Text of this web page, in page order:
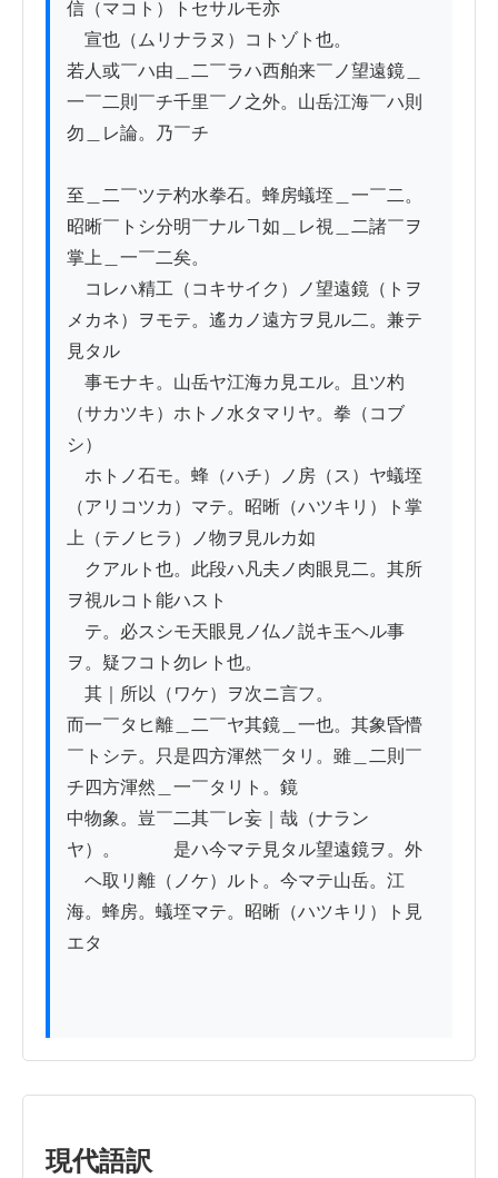
信（マコト）トセサルモ亦
宣也（ムリナラヌ）コトゾト也。
若人或￣ハ由＿二￣ラハ西舶来￣ノ望遠鏡＿
一￣二則￣チ千里￣ノ之外。山岳江海￣ハ則
勿＿レ論。乃￣チ
至＿二￣ツテ杓水拳石。蜂房蟻垤＿一￣二。
昭晰￣トシ分明￣ナルヿ如＿レ視＿二諸￣ヲ
掌上＿一￣二矣。
コレハ精工（コキサイク）ノ望遠鏡（トヲ
メカネ）ヲモテ。遙カノ遠方ヲ見ル二。兼テ
見タル
事モナキ。山岳ヤ江海カ見エル。且ツ杓
（サカツキ）ホトノ水タマリヤ。拳（コブ
シ）
ホトノ石モ。蜂（ハチ）ノ房（ス）ヤ蟻垤
（アリコツカ）マテ。昭晰（ハツキリ）ト掌
上（テノヒラ）ノ物ヲ見ルカ如
クアルト也。此段ハ凡夫ノ肉眼見二。其所
ヲ視ルコト能ハスト
テ。必スシモ天眼見ノ仏ノ説キ玉ヘル事
ヲ。疑フコト勿レト也。
其｜所以（ワケ）ヲ次ニ言フ。
而一￣タヒ離＿二￣ヤ其鏡＿一也。其象昏懵
￣トシテ。只是四方渾然￣タリ。雖＿二則￣
チ四方渾然＿一￣タリト。鏡
中物象。豈￣二其￣レ妄｜哉（ナラン
ヤ）。　　　是ハ今マテ見タル望遠鏡ヲ。外
ヘ取リ離（ノケ）ルト。今マテ山岳。江
海。蜂房。蟻垤マテ。昭晰（ハツキリ）ト見
エタ
現代語訳